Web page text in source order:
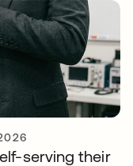
serving their